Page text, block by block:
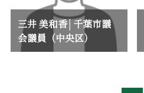
三井 美和香│千葉市議
会議員（中央区）